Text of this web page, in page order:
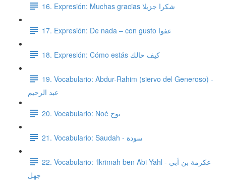
16. Expresión: Muchas gracias شكرا جزيلا
17. Expresión: De nada – con gusto عفوا
18. Expresión: Cómo estás كيف حالك
19. Vocabulario: Abdur-Rahim (siervo del Generoso) -
عبد الرحيم
20. Vocabulario: Noé نوح
21. Vocabulario: Saudah - سودة
22. Vocabulario: ‘Ikrimah ben Abi Yahl - عكرمة بن أبي
جهل